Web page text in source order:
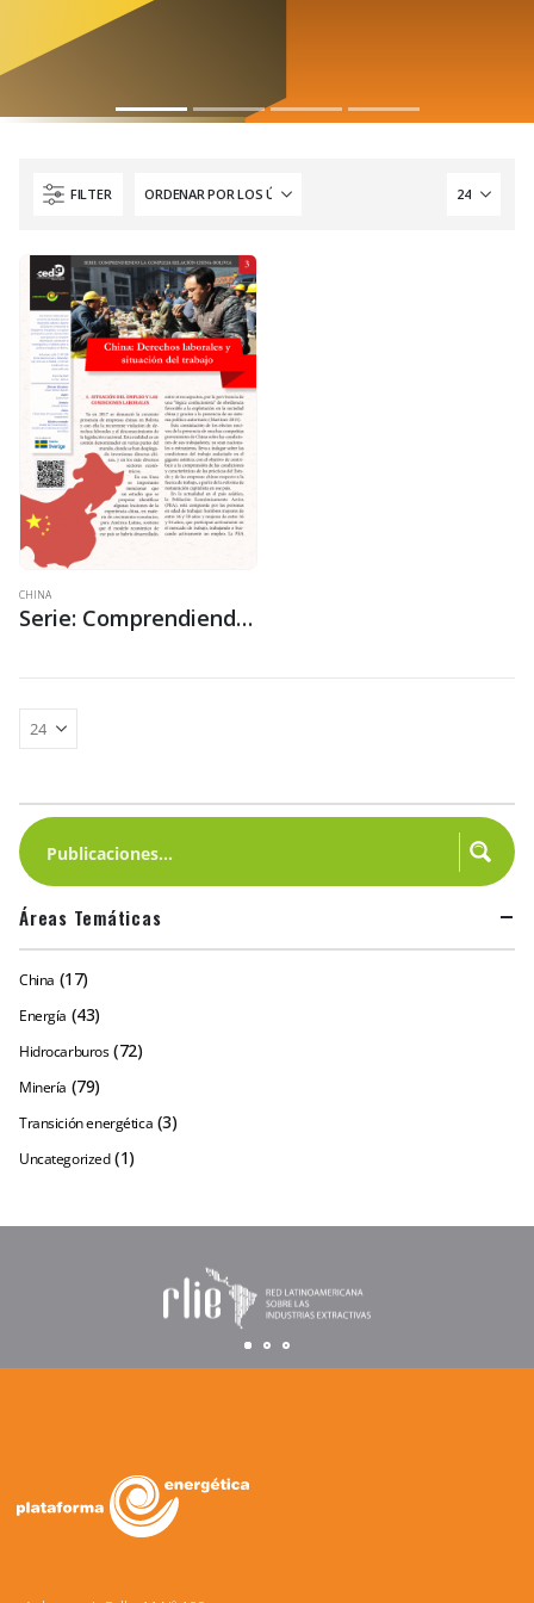
FILTER
CHINA
Serie: Comprendiendo la compleja relación China-Bolivia 3: China: Derechos laborales y situación del trabajo
Áreas Temáticas
China (17)
Energía (43)
Hidrocarburos (72)
Minería (79)
Transición energética (3)
Uncategorized (1)